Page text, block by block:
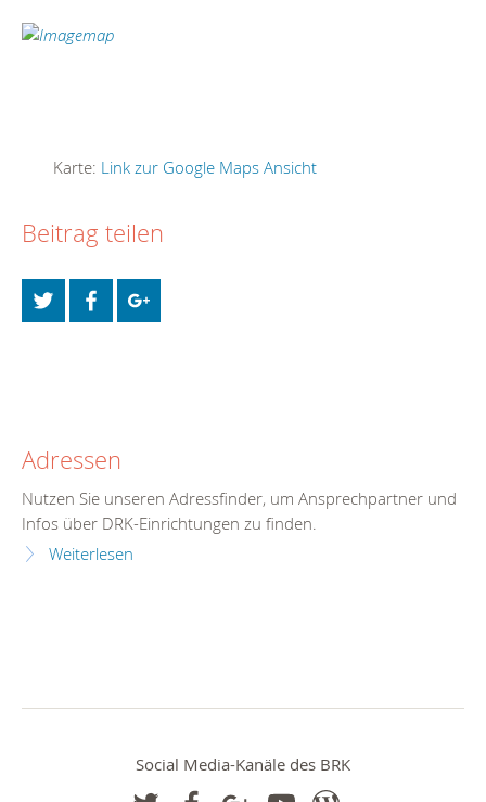
Karte: Link zur Google Maps Ansicht
Beitrag teilen
Adressen
Nutzen Sie unseren Adressfinder, um Ansprechpartner und
Infos über DRK-Einrichtungen zu finden.
Weiterlesen
Social Media-Kanäle des BRK